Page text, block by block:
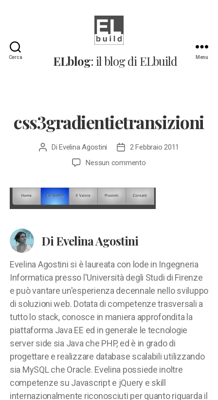
Cerca
Il
blog
ELblog: il blog di ELbuild Menu
css3gradientietransizioni
Autore
DiEvelina Agostini
Data
dell'articolo
2 Febbraio 2011
Nessun commentosu
Di Evelina Agostini
Evelina Agostini si è laureata con lode in Ingegneria
Informatica presso l'Università degli Studi di Firenze
e può vantare un'esperienza decennale nello sviluppo
di soluzioni web. Dotata di competenze trasversali a
tutto lo stack, conosce in maniera approfondita la
piattaforma Java EE ed in generale le tecnologie
server side sia Java che PHP, ed è in grado di
progettare e realizzare database scalabili utilizzando
sia MySQL che Oracle. Evelina possiede inoltre
competenze su Javascript e jQuery e skill
internazionalmente riconosciuti per quanto riguarda il